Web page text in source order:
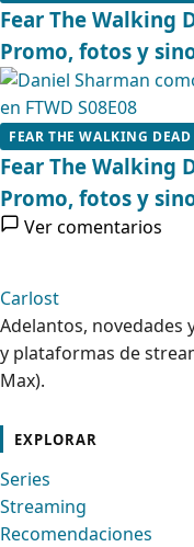
Fear The Walking
Promo, fotos y
FEAR THE WALKING DEAD
Fear The Walking
Promo, fotos y
Ver comentarios
Carlost
Adelantos, novedades
y plataformas de
Max).
EXPLORAR
Series
Streaming
Recomendaciones